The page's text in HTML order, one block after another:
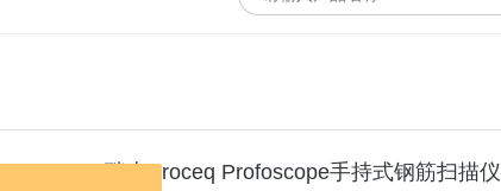
瑞士Proceq Profoscope手持式钢筋扫描仪